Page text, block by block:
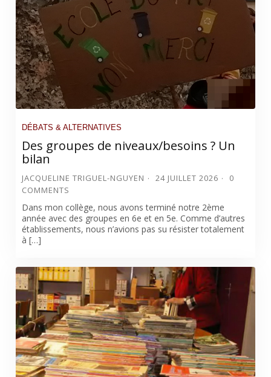
DÉBATS & ALTERNATIVES
Des groupes de niveaux/besoins ? Un
bilan
JACQUELINE TRIGUEL-NGUYEN 24 JUILLET 2026
0
COMMENTS
Dans mon collège, nous avons terminé notre 2ème
année avec des groupes en 6e et en 5e. Comme d’autres
établissements, nous n’avions pas su résister totalement
à […]